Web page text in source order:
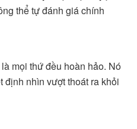
thể tự đánh giá chính
mọi thứ đều hoàn hảo. Nó
định nhìn vượt thoát ra khỏi